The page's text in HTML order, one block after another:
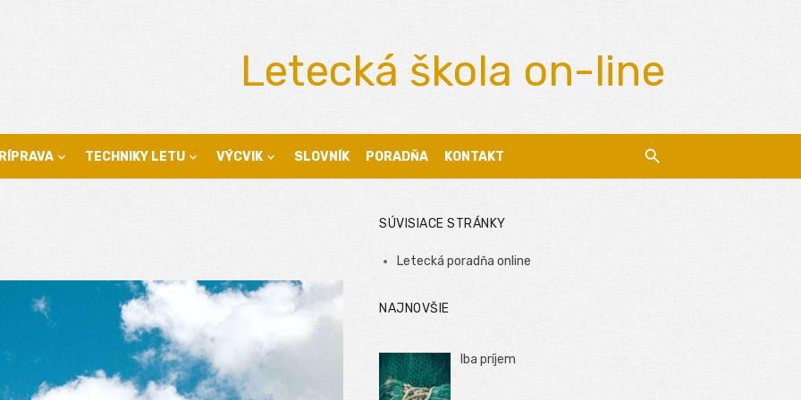
Letecká škola on-line
TECHNIKY LETU VÝCVIK SLOVNÍK PORADŇA KONTAKT
SÚVISIACE STRÁNKY
Letecká poradňa online
NAJNOVŠIE
Iba príjem